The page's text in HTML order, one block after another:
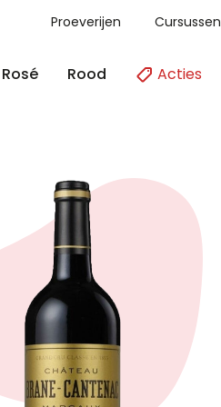
Proeverijen Cursussen
Rosé Rood Acties